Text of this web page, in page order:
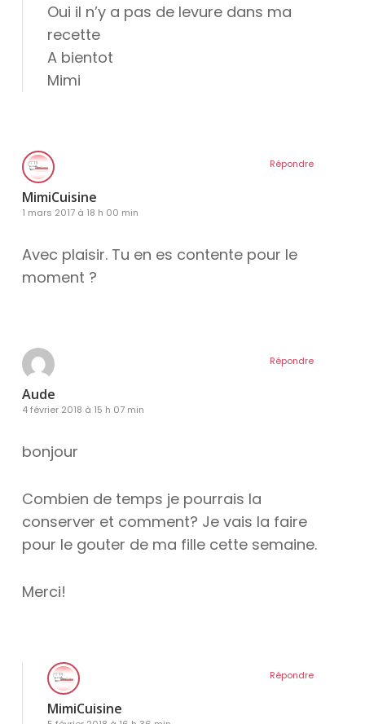
Oui il n’y a pas de levure dans ma
recette
A bientot
Mimi
MimiCuisine
1 mars 2017 à 18 h 00 min
Avec plaisir. Tu en es contente pour le
moment ?
Répondre
Aude
4 février 2018 à 15 h 07 min
bonjour
Combien de temps je pourrais la
conserver et comment? Je vais la faire
pour le gouter de ma fille cette semaine.
Merci!
Répondre
MimiCuisine
Répondre